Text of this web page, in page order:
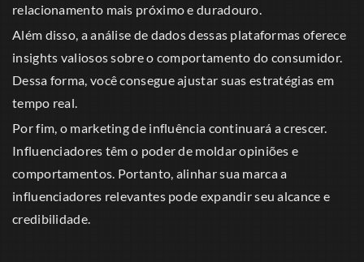
relacionamento mais próximo e duradouro.
Além disso, a análise de dados dessas plataformas oferece
insights valiosos sobre o comportamento do consumidor.
Dessa forma, você consegue ajustar suas estratégias em
tempo real.
Por fim, o marketing de influência continuará a crescer.
Influenciadores têm o poder de moldar opiniões e
comportamentos. Portanto, alinhar sua marca a
influenciadores relevantes pode expandir seu alcance e
credibilidade.